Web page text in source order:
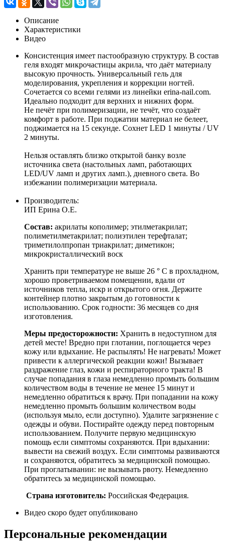
Описание
Характеристики
Видео
Консистенция имеет пастообразную структуру. В состав
геля входят микрочастицы акрила, что даёт материалу
высокую прочность. Универсальный гель для
моделирования, укрепления и коррекции ногтей.
Сочетается со всеми гелями из линейки erina-nail.com.
Идеально подходит для верхних и нижних форм.
Не печёт при полимеризации, не течёт, что создаёт
комфорт в работе. При поджатии материал не белеет,
поджимается на 15 секунде. Сохнет LED 1 минуты / UV
2 минуты.
Нельзя оставлять близко открытой банку возле
источника света (настольных ламп, работающих
LED/UV ламп и других ламп.), дневного света. Во
избежании полимеризации материала.
Производитель:
ИП Ерина О.Е.
Состав: акрилаты кополимер; этилметакрилат;
полиметилметакрилат; полиэтилен терефталат;
триметилолпропан триакрилат; диметикон;
микрокристаллический воск
Хранить при температуре не выше 26 ° C в прохладном,
хорошо проветриваемом помещении, вдали от
источников тепла, искр и открытого огня. Держите
контейнер плотно закрытым до готовности к
использованию. Срок годности: 36 месяцев со дня
изготовления.
Меры предосторожности: Хранить в недоступном для
детей месте! Вредно при глотании, поглощается через
кожу или вдыхание. Не распылять! Не нагревать! Может
привести к аллергической реакции кожи! Вызывает
раздражение глаз, кожи и респираторного тракта! В
случае попадания в глаза немедленно промыть большим
количеством воды в течение не менее 15 минут и
немедленно обратиться к врачу. При попадании на кожу
немедленно промыть большим количеством воды
(используя мыло, если доступно). Удалите загрязнение с
одежды и обуви. Постирайте одежду перед повторным
использованием. Получите первую медицинскую
помощь если симптомы сохраняются. При вдыхании:
вывести на свежий воздух. Если симптомы развиваются
и сохраняются, обратитесь за медицинской помощью.
При проглатывании: не вызывать рвоту. Немедленно
обратитесь за медицинской помощью.
Страна изготовитель: Российская Федерация.
Видео скоро будет опубликовано
Персональные рекомендации